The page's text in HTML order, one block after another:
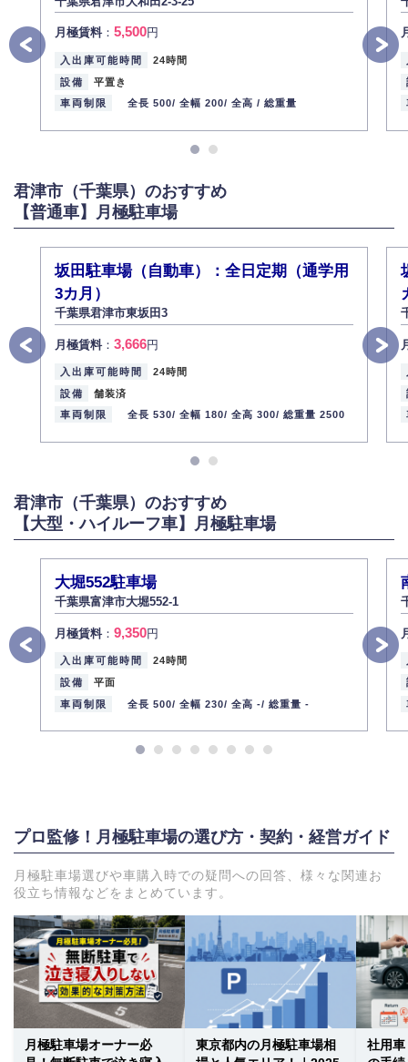
月極賃料： 5,500円
入出庫可能時間
24時間
設備
平置き
車両制限
全長 500/ 全幅 200/ 全高 / 総重量
君津市（千葉県）のおすすめ
【普通車】月極駐車場
坂田駐車場（自動車）：全日定期（通学用
3カ月）
千葉県君津市東坂田3
月極賃料： 3,666円
入出庫可能時間
24時間
設備
舗装済
車両制限
全長 530/ 全幅 180/ 全高 300/ 総重量 2500
君津市（千葉県）のおすすめ
【大型・ハイルーフ車】月極駐車場
大堀552駐車場
千葉県富津市大堀552-1
月極賃料： 9,350円
入出庫可能時間
24時間
設備
平面
車両制限
全長 500/ 全幅 230/ 全高 -/ 総重量 -
プロ監修！月極駐車場の選び方・契約・経営ガイド
月極駐車場選びや車購入時での疑問への回答、様々な関連お
役立ち情報などをまとめています。
月極駐車場オーナー必
東京都内の月極駐車場相
社用